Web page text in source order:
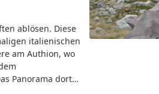
ablösen. Diese
italienischen
am Authion, wo
Panorama dort